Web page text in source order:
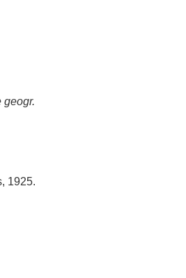
geogr.
1925.